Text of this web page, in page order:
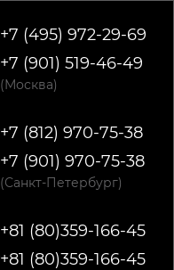
+7 (495) 972-29-69
+7 (901) 519-46-49
(Москва)
+7 (812) 970-75-38
+7 (901) 970-75-38
(Санкт-Петербург)
+81 (80)359-166-45
+81 (80)359-166-45